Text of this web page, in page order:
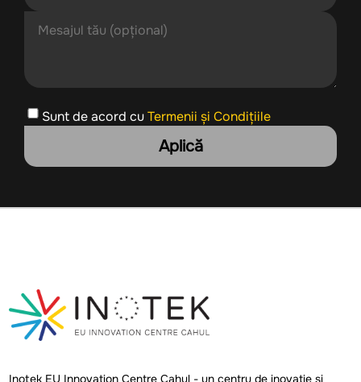
Sunt de acord cuTermenii și Condițiile
Aplică
Inotek EU Innovation Centre Cahul - un centru de inovație și